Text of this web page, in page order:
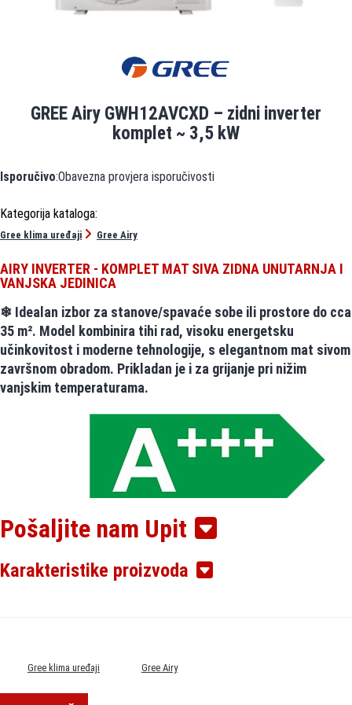
GREE Airy GWH12AVCXD – zidni inverter
komplet ~ 3,5 kW
Isporučivo:Obavezna provjera isporučivosti
Gree klima uređaji Gree Airy
AIRY INVERTER - KOMPLET MAT SIVA ZIDNA UNUTARNJA I
VANJSKA JEDINICA
❄ Idealan izbor za stanove/spavaće sobe ili prostore do cca
35 m². Model kombinira tihi rad, visoku energetsku
učinkovitost i moderne tehnologije, s elegantnom mat sivom
završnom obradom. Prikladan je i za grijanje pri nižim
vanjskim temperaturama.
✅ Ključne značajke
Snaga hlađenja / grijanja: ≈ 3,50 kW / 3,81 kW
Energetski razredi:A+++ (hlađenje) /A++(grijanje)
Pošaljite nam Upit
Karakteristike proizvoda
Gree klima uređaji Gree Airy